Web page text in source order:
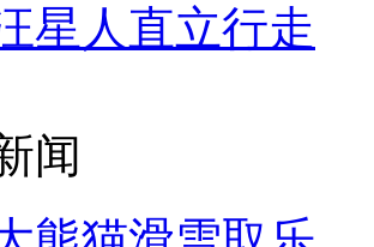
星人直立行走
闻